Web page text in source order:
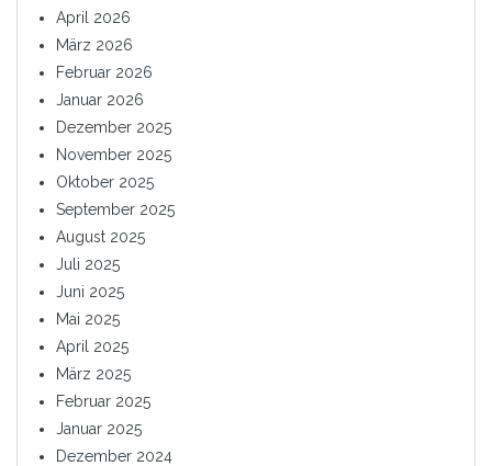
April 2026
März 2026
Februar 2026
Januar 2026
Dezember 2025
November 2025
Oktober 2025
September 2025
August 2025
Juli 2025
Juni 2025
Mai 2025
April 2025
März 2025
Februar 2025
Januar 2025
Dezember 2024